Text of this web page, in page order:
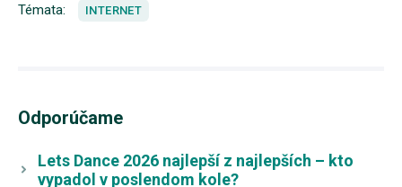
Témata: INTERNET
Odporúčame
Lets Dance 2026 najlepší z najlepších – kto
vypadol v poslendom kole?